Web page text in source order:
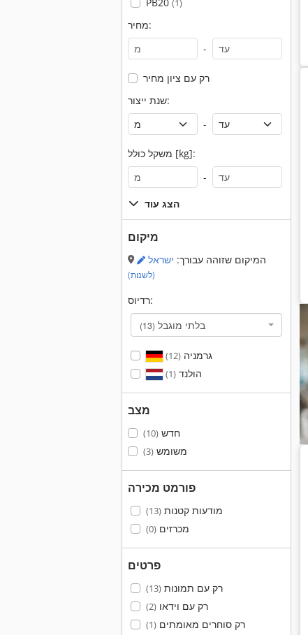
(1)
מחיר:
-
רק עם ציון מחיר
שנת ייצור:
-
משקל כולל [kg]:
-
הצג עוד
מיקום
המיקום שזוהה עבורך: ישראל
(לשנות)
רדיוס:
בלתי מוגבל (13)
גרמניה(12)
הולנד(1)
מצב
חדש(10)
משומש(3)
פורמט מכירה
מודעות קטנות(13)
מכרזים(0)
פרטים
רק עם תמונות(13)
רק עם וידאו(2)
רק סוחרים מאומתים(1)